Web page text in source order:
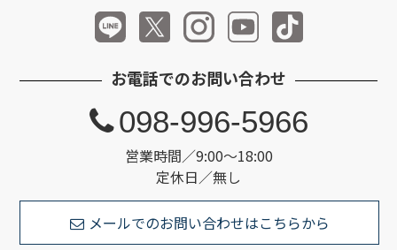
お電話でのお問い合わせ
営業時間／9:00～18:00
定休日／無し
098-996-5966
メールでのお問い合わせはこちらから